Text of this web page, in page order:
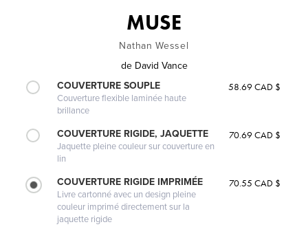
MUSE
Nathan Wessel
de David Vance
COUVERTURE SOUPLE
Couverture flexible laminée haute
brillance
58.69 CAD $
COUVERTURE RIGIDE, JAQUETTE
Jaquette pleine couleur sur couverture en
lin
70.69 CAD $
COUVERTURE RIGIDE IMPRIMÉE
Livre cartonné avec un design pleine
couleur imprimé directement sur la
jaquette rigide
70.55 CAD $